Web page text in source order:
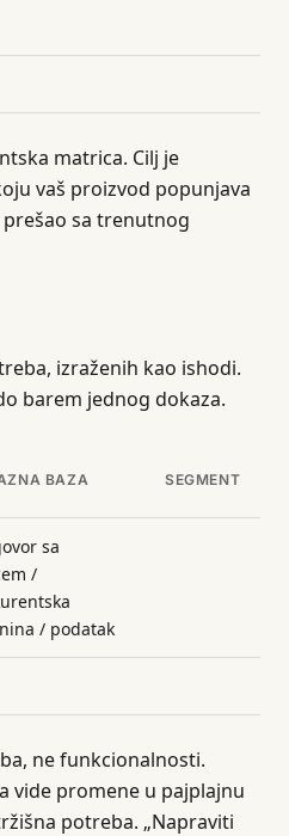
matrica. Cilj je
vaš proizvod popunjava
sa trenutnog
izraženih kao ishodi.
barem jednog dokaza.
BAZA SEGMENT
sa
/
/ podatak
ne funkcionalnosti.
vide promene u pajplajnu
potreba. „Napraviti